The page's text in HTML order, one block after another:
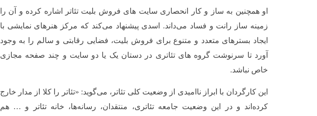
او همچنین به ساز و کار انحصاری سایت های فروش بلیت تئاتر اشاره کرده و آن را
زمینه ساز رانت و فساد می‌داند. اسدی پیشنهاد می‌کند که مرکز هنرهای نمایشی با
ایجاد بسترهای متعدد و متنوع برای فروش بلیت، فضایی رقابتی و سالم را به وجود
آورد تا سرنوشت گروه های تئاتری در دستان یک یا دو سایت و چند صفحه مجازی
خاص نباشد.
این کارگردان با ابراز ناامیدی از وضعیت کلی تئاتر، می‌گوید: «تئاتر را کلا از مدار خارج
کرده‌اند و در این وضعیت جامعه تئاتری، منتقدان، رسانه‌ها، خانه تئاتر و … هم